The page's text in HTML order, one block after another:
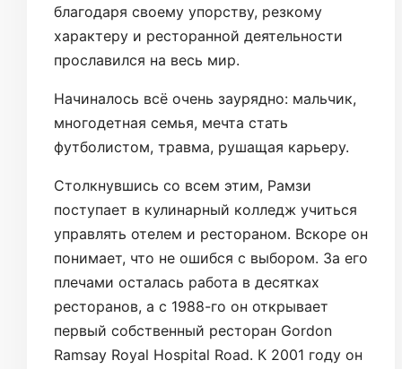
благодаря своему упорству, резкому
характеру и ресторанной деятельности
прославился на весь мир.
Начиналось всё очень заурядно: мальчик,
многодетная семья, мечта стать
футболистом, травма, рушащая карьеру.
Столкнувшись со всем этим, Рамзи
поступает в кулинарный колледж учиться
управлять отелем и рестораном. Вскоре он
понимает, что не ошибся с выбором. За его
плечами осталась работа в десятках
ресторанов, а с 1988-го он открывает
первый собственный ресторан Gordon
Ramsay Royal Hospital Road. К 2001 году он